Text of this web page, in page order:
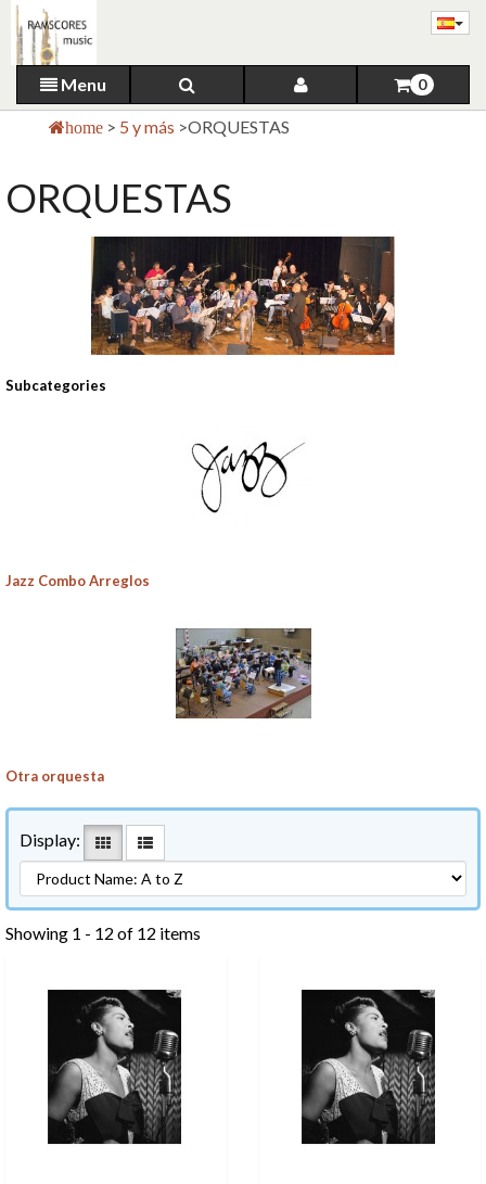
Menu 0
home > 5 y más >ORQUESTAS
ORQUESTAS
Subcategories
Jazz Combo Arreglos
Otra orquesta
Display:
Showing 1 - 12 of 12 items